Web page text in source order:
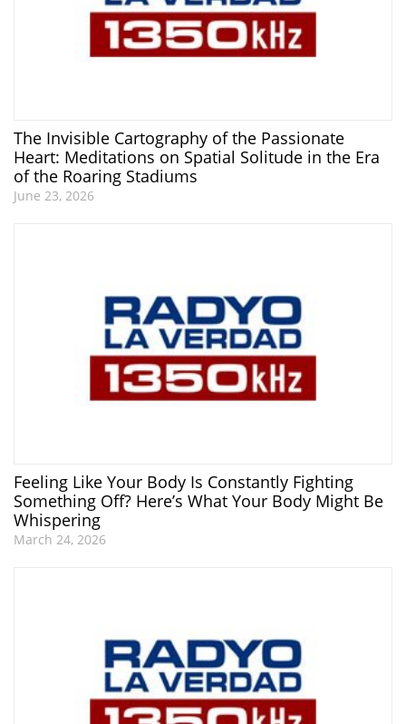
The Invisible Cartography of the Passionate
Heart: Meditations on Spatial Solitude in the Era
of the Roaring Stadiums
June 23, 2026
Feeling Like Your Body Is Constantly Fighting
Something Off? Here’s What Your Body Might Be
Whispering
March 24, 2026